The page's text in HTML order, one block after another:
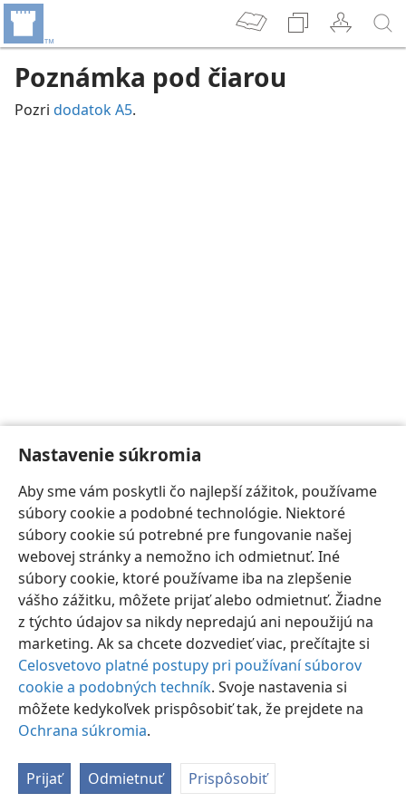
Nastavenie súkromia
Aby sme vám poskytli čo najlepší zážitok, používame
súbory cookie a podobné technológie. Niektoré
súbory cookie sú potrebné pre fungovanie našej
webovej stránky a nemožno ich odmietnuť. Iné
súbory cookie, ktoré používame iba na zlepšenie
vášho zážitku, môžete prijať alebo odmietnuť. Žiadne
z týchto údajov sa nikdy nepredajú ani nepoužijú na
marketing. Ak sa chcete dozvedieť viac, prečítajte si
Celosvetovo platné postupy pri používaní súborov
cookie a podobných techník. Svoje nastavenia si
môžete kedykoľvek prispôsobiť tak, že prejdete na
Ochrana súkromia.
Prijať Odmietnuť Prispôsobiť
Poznámka pod čiarou
Pozri dodatok A5.
Slovenčina Nastavenia
Copyright © 2026 Watch Tower Bible and Tract Society of Pennsylvania
Podmienky používania
JW.ORG
Prihlásiť sa